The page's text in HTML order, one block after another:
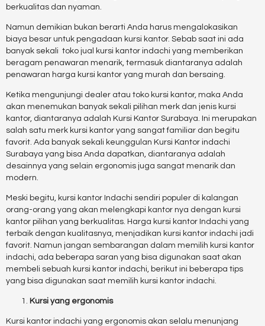
berkualitas dan nyaman.
Namun demikian bukan berarti Anda harus mengalokasikan
biaya besar untuk pengadaan kursi kantor. Sebab saat ini ada
banyak sekali toko jual kursi kantor indachi yang memberikan
beragam penawaran menarik, termasuk diantaranya adalah
penawaran harga kursi kantor yang murah dan bersaing.
Ketika mengunjungi dealer atau toko kursi kantor, maka Anda
akan menemukan banyak sekali pilihan merk dan jenis kursi
kantor, diantaranya adalah Kursi Kantor Surabaya. Ini merupakan
salah satu merk kursi kantor yang sangat familiar dan begitu
favorit. Ada banyak sekali keunggulan Kursi Kantor indachi
Surabaya yang bisa Anda dapatkan, diantaranya adalah
desainnya yang selain ergonomis juga sangat menarik dan
modern.
Meski begitu, kursi kantor Indachi sendiri populer di kalangan
orang-orang yang akan melengkapi kantor nya dengan kursi
kantor pilihan yang berkualitas. Harga kursi kantor Indachi yang
terbaik dengan kualitasnya, menjadikan kursi kantor indachi jadi
favorit. Namun jangan sembarangan dalam memilih kursi kantor
indachi, ada beberapa saran yang bisa digunakan saat akan
membeli sebuah kursi kantor indachi, berikut ini beberapa tips
yang bisa digunakan saat memilih kursi kantor indachi.
Kursi yang ergonomis
Kursi kantor indachi yang ergonomis akan selalu menunjang